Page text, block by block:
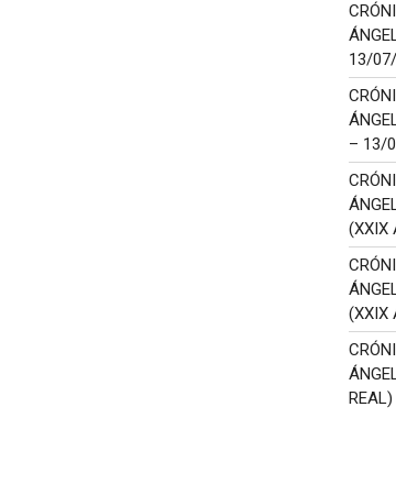
13/
– 13/
(XXIX
(XXIX